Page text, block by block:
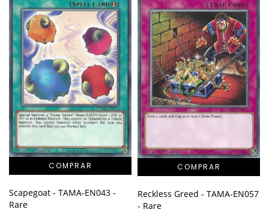
Scapegoat - TAMA-EN043 -
Rare
Reckless Greed - TAMA-EN057
- Rare